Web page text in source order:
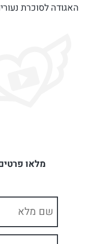
האגודה לסוכרת
מלאו